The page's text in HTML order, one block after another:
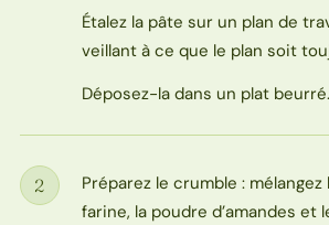
Étalez la pâte sur un plan de
veillant à ce que le plan soit
Déposez-la dans un plat beurré.
Étape
2
Préparez le crumble :
farine, la poudre d’amandes et